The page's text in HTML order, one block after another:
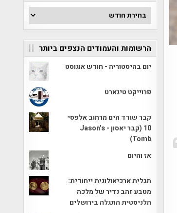
ארכיון
הכתבות
הרשומות והעמודים הנצפים ביותר
יום בהיסטוריה - חודש אוגוסט
פרוייקט טיגארט
קבר שודד הים מרחוב אלפסי
10 (קבר יאסון - Jason’s
Tomb)
אז והיום
תגלית ארכיאולוגית ייחודית:
מטבע זהב נדיר של מלכה
הלניסטית התגלה בירושלים